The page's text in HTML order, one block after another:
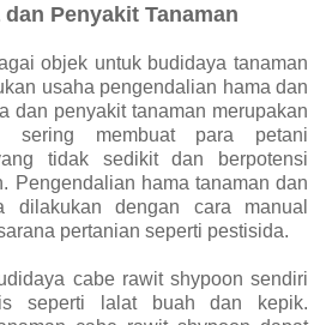
Penyakit Tanaman
objek untuk budidaya tanaman
usaha pengendalian hama dan
dan penyakit tanaman merupakan
sering membuat para petani
tidak sedikit dan berpotensi
Pengendalian hama tanaman dan
dilakukan dengan cara manual
pertanian seperti pestisida.
cabe rawit shypoon sendiri
seperti lalat buah dan kepik.